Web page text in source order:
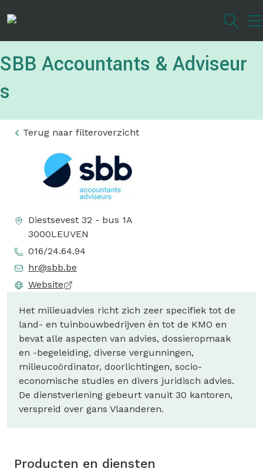
inhoud
SBB Accountants & Adviseur
s
Terug naar filteroverzicht
Diestsevest 32 - bus 1A
3000LEUVEN
016/24.64.94
hr@sbb.be
Website
Het milieuadvies richt zich zeer specifiek tot de
land- en tuinbouwbedrijven èn tot de KMO en
bevat alle aspecten van advies, dossieropmaak
en -begeleiding, diverse vergunningen,
milieucoördinator, doorlichtingen, socio-
economische studies en divers juridisch advies.
De dienstverlening gebeurt vanuit 30 kantoren,
verspreid over gans Vlaanderen.
Producten en diensten